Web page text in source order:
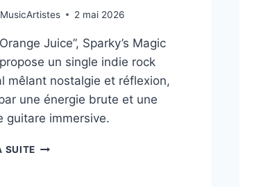
2 mai 2026
Juice”, Sparky’s Magic
un single indie rock
mêlant nostalgie et réflexion,
une énergie brute et une
guitare immersive.
SUITE “ORANGE